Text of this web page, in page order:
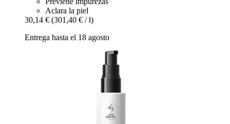
Aclara la piel
30,14 € (301,40 € / l)
Entrega hasta el 18 agosto